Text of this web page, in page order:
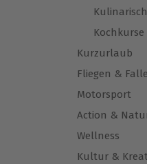
Kochkurse
Kurzurlaub
Fliegen &
Motorsport
Action &
Wellness
Kultur &